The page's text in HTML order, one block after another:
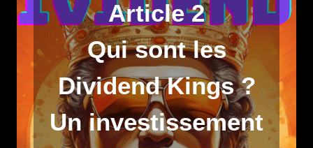
Article 2
Qui sont les
Dividend Kings ?
Un investissement